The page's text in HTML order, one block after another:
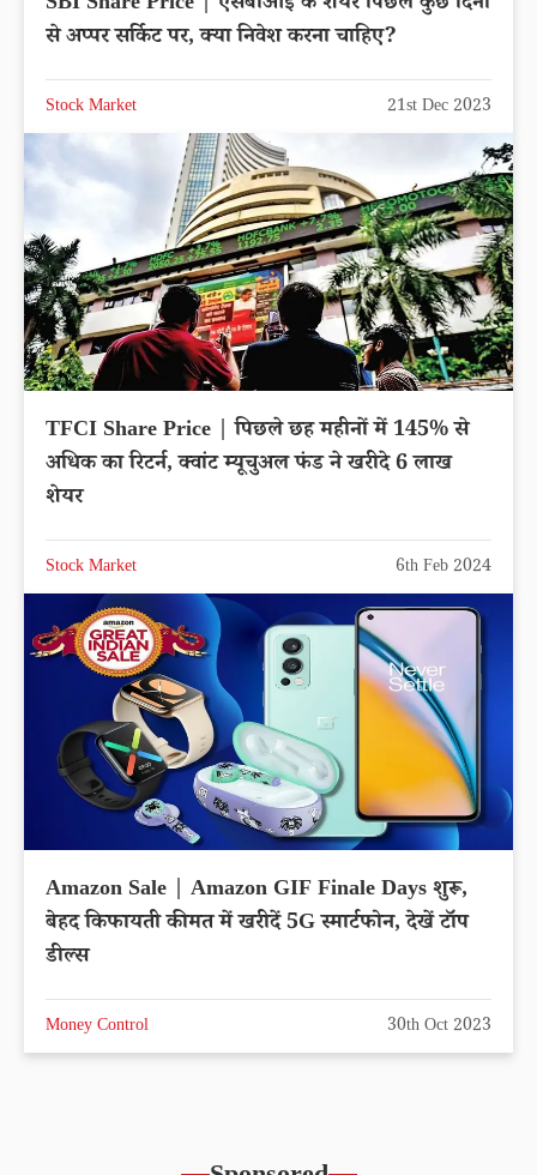
से अप्पर सर्किट पर, क्या निवेश करना चाहिए?
Stock Market 21st Dec 2023
TFCI Share Price | पिछले छह महीनों में 145% से
अधिक का रिटर्न, क्वांट म्यूचुअल फंड ने खरीदे 6 लाख
शेयर
Stock Market 6th Feb 2024
Amazon Sale | Amazon GIF Finale Days शुरू,
बेहद किफायती कीमत में खरीदें 5G स्मार्टफोन, देखें टॉप
डील्स
Money Control 30th Oct 2023